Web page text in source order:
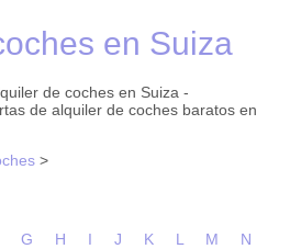
en Suiza
de coches en Suiza -
de alquiler de coches baratos en
>
G H I J K L M
N